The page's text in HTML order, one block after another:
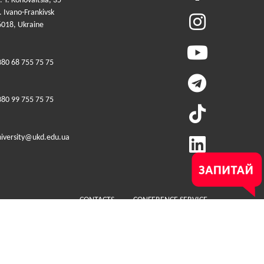
Ivano-Frankivsk
Ukraine
68 755 75 75
99 755 75 75
Меню у футері
CONTACTS CONFERENCE SERVICE